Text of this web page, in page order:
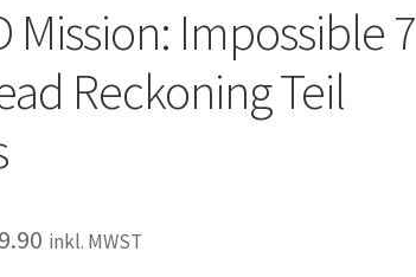
Mission: Impossible 7
Reckoning Teil
inkl. MWST